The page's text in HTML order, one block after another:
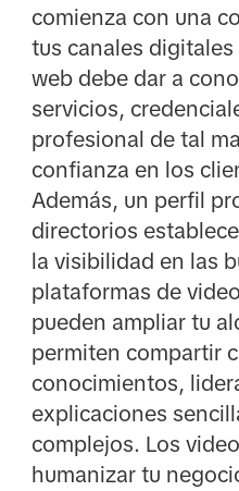
comienza con una
tus canales
web debe dar a
servicios,
profesional de tal
confianza en los
Además, un perfil
directorios
la visibilidad en las
plataformas de
pueden ampliar tu
permiten compartir
conocimientos,
explicaciones
complejos. Los
humanizar tu